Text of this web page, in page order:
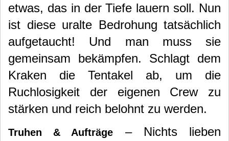
etwas, das in der Tiefe lauern soll. Nun
ist diese uralte Bedrohung tatsächlich
aufgetaucht! Und man muss sie
gemeinsam bekämpfen. Schlagt dem
Kraken die Tentakel ab, um die
Ruchlosigkeit der eigenen Crew zu
stärken und reich belohnt zu werden.
Truhen & Aufträge
– Nichts lieben